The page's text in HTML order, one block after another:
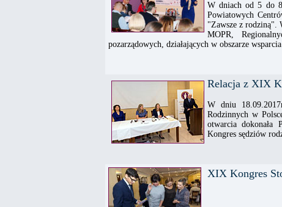
W dniach od 5 do
Powiatowych
"Zawsze z rodziną".
MOPR,
pozarządowych, działających w obszarze
Relacja z XIX
W dniu
Rodzinnych w
otwarcia dokonała
Kongres sędziów
XIX Kongres